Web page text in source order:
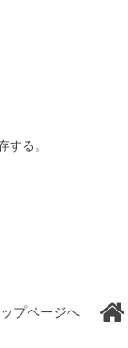
する。
ップページへ